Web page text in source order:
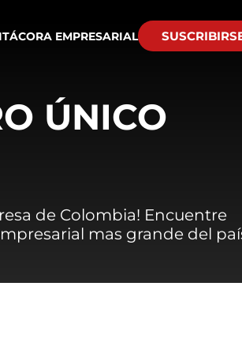
EMPRESARIAL
ÚNICO
de Colombia! Encuentre
mas grande del